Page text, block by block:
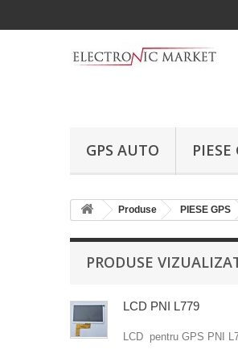
GPS AUTO PIESE
Produse PIESE GPS
PRODUSE
LCD PNI L779
LCD pentru GPS PNI